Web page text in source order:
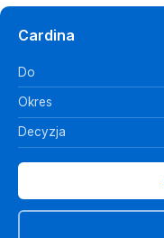
Cardina
Do
Okres
Decyzja